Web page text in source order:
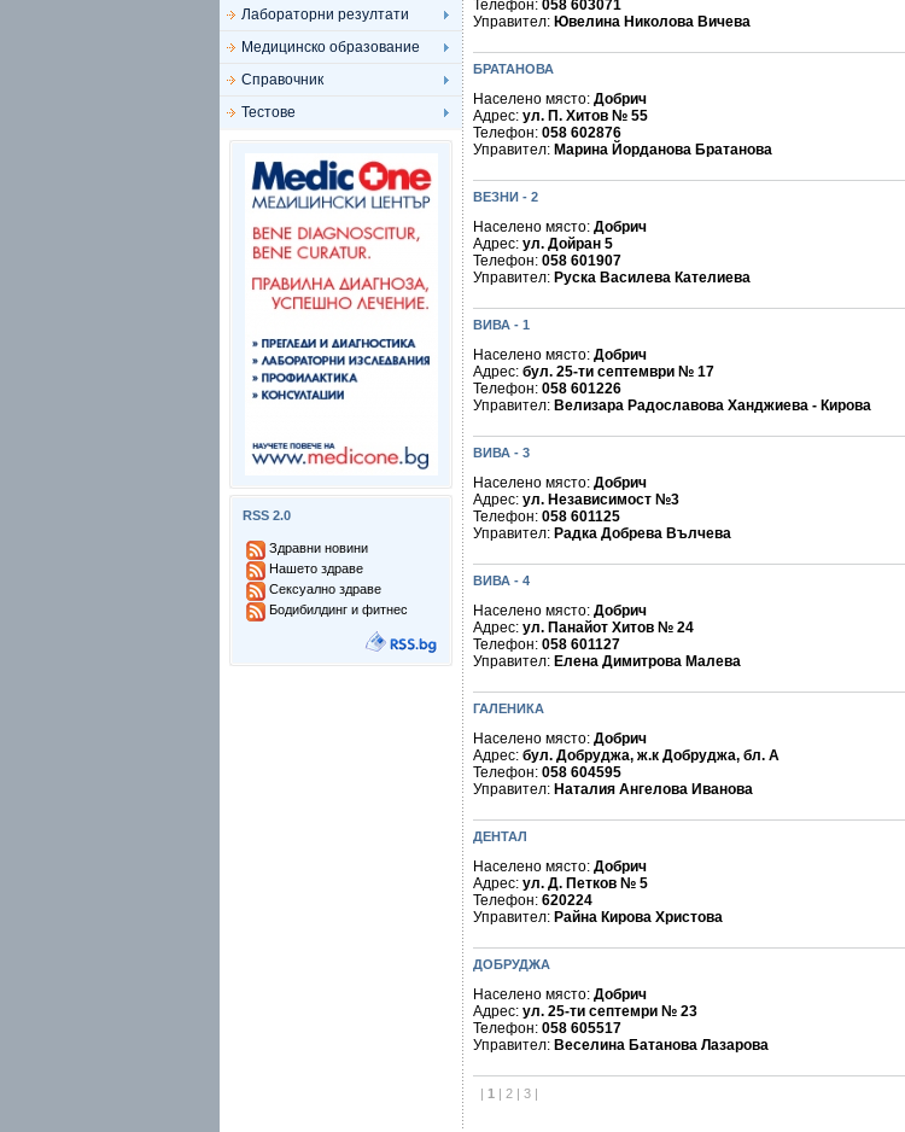
Лабораторни резултати
Медицинско образование
Справочник
Тестове
RSS 2.0
Здравни новини
Нашето здраве
Сексуално здраве
Бодибилдинг и фитнес
Телефон: 058 603071
Управител: Ювелина Николова Вичева
БРАТАНОВА
Населено място: Добрич
Адрес: ул. П. Хитов № 55
Телефон: 058 602876
Управител: Марина Йорданова Братанова
ВЕЗНИ - 2
Населено място: Добрич
Адрес: ул. Дойран 5
Телефон: 058 601907
Управител: Руска Василева Кателиева
ВИВА - 1
Населено място: Добрич
Адрес: бул. 25-ти септември № 17
Телефон: 058 601226
Управител: Велизара Радославова Ханджиева - Кирова
ВИВА - 3
Населено място: Добрич
Адрес: ул. Независимост №3
Телефон: 058 601125
Управител: Радка Добрева Вълчева
ВИВА - 4
Населено място: Добрич
Адрес: ул. Панайот Хитов № 24
Телефон: 058 601127
Управител: Елена Димитрова Малева
ГАЛЕНИКА
Населено място: Добрич
Адрес: бул. Добруджа, ж.к Добруджа, бл. А
Телефон: 058 604595
Управител: Наталия Ангелова Иванова
ДЕНТАЛ
Населено място: Добрич
Адрес: ул. Д. Петков № 5
Телефон: 620224
Управител: Райна Кирова Христова
ДОБРУДЖА
Населено място: Добрич
Адрес: ул. 25-ти септемри № 23
Телефон: 058 605517
Управител: Веселина Батанова Лазарова
| 1 | 2 | 3 |